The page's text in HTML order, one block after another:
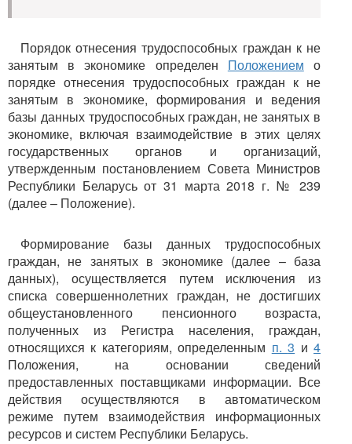
Порядок отнесения трудоспособных граждан к не
занятым в экономике определен Положением о
порядке отнесения трудоспособных граждан к не
занятым в экономике, формирования и ведения
базы данных трудоспособных граждан, не занятых в
экономике, включая взаимодействие в этих целях
государственных органов и организаций,
утвержденным постановлением Совета Министров
Республики Беларусь от 31 марта 2018 г. № 239
(далее – Положение).
Формирование базы данных трудоспособных
граждан, не занятых в экономике (далее – база
данных), осуществляется путем исключения из
списка совершеннолетних граждан, не достигших
общеустановленного пенсионного возраста,
полученных из Регистра населения, граждан,
относящихся к категориям, определенным п.3 и4
Положения, на основании сведений
предоставленных поставщиками информации. Все
действия осуществляются в автоматическом
режиме путем взаимодействия информационных
ресурсов и систем Республики Беларусь.